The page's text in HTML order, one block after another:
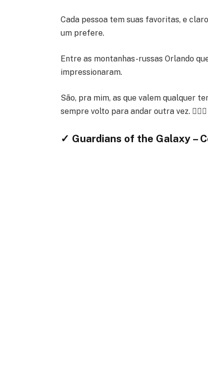
Cada pessoa tem suas favoritas, e
um prefere.
Entre as montanhas-russas Orlando
impressionaram.
São, pra mim, as que valem qualquer
sempre volto para andar outra vez. 🙆🏾‍♂️
✓ Guardians of the Galaxy –